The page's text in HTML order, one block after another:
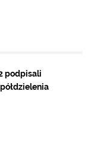
podpisali